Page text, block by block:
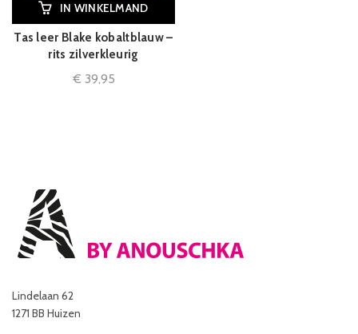
IN WINKELMAND
Tas leer Blake kobaltblauw –
rits zilverkleurig
€ 39,95
Lindelaan 62
1271 BB Huizen